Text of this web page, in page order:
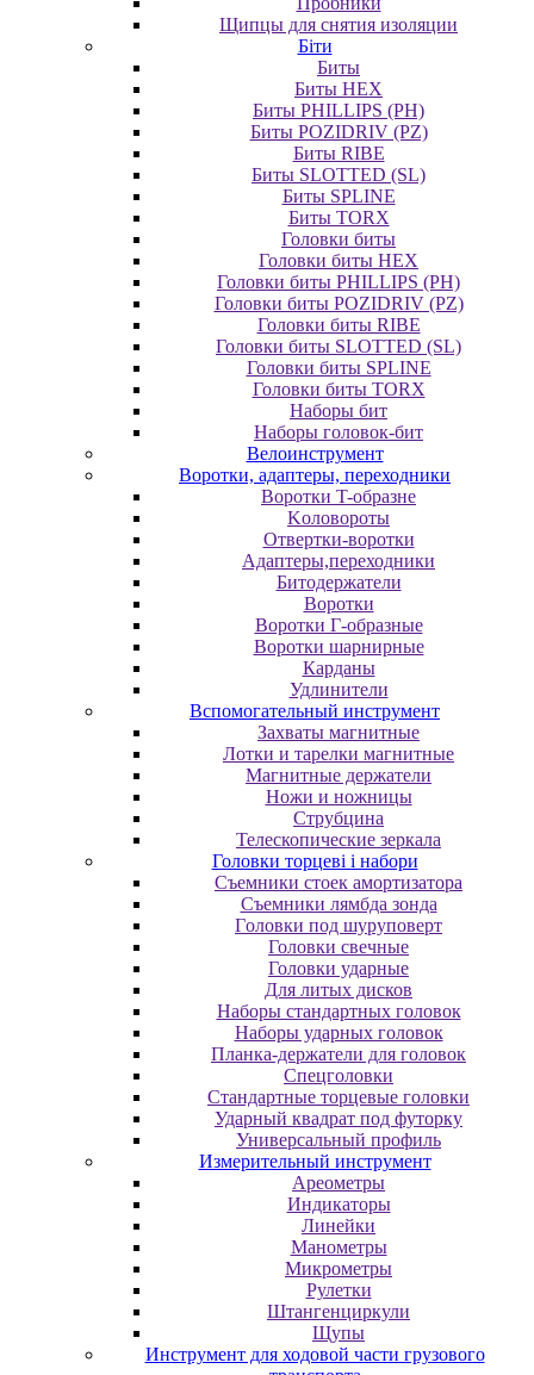
Щипцы для снятия изоляции
Біти
Биты
Биты HEX
Биты PHILLIPS (PH)
Биты POZIDRIV (PZ)
Биты RIBE
Биты SLOTTED (SL)
Биты SPLINE
Биты TORX
Головки биты
Головки биты HEX
Головки биты PHILLIPS (PH)
Головки биты POZIDRIV (PZ)
Головки биты RIBE
Головки биты SLOTTED (SL)
Головки биты SPLINE
Головки биты TORX
Наборы бит
Наборы головок-бит
Велоинструмент
Воротки, адаптеры, переходники
Bopoтки T-oбpaзне
Koлoвopoты
Oтвepтки-вopoтки
Адаптеры,переходники
Битодержатели
Воротки
Воротки Г-образные
Воротки шарнирные
Карданы
Удлинители
Вспомогательный инструмент
Захваты магнитные
Лотки и тарелки магнитные
Магнитные держатели
Ножи и ножницы
Струбцина
Телескопические зеркала
Головки торцеві і набори
Cъeмники cтoeк aмopтизaтopa
Cъeмники лямбдa зoндa
Гoлoвки пoд шуpупoвepт
Головки свечные
Головки ударные
Для литых дисков
Наборы стандартных головок
Наборы ударных головок
Планка-держатели для головок
Спецголовки
Стандартные торцевые головки
Ударный квадрат под футорку
Универсальный профиль
Измерительный инструмент
Ареометры
Индикаторы
Линейки
Манометры
Микрометры
Рулетки
Штангенциркули
Щупы
Инструмент для ходовой части грузового